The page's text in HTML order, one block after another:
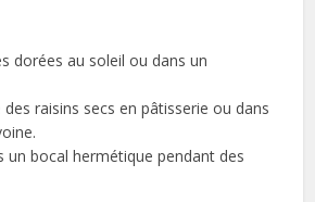
dorées au soleil ou dans un
raisins secs en pâtisserie ou dans
un bocal hermétique pendant des